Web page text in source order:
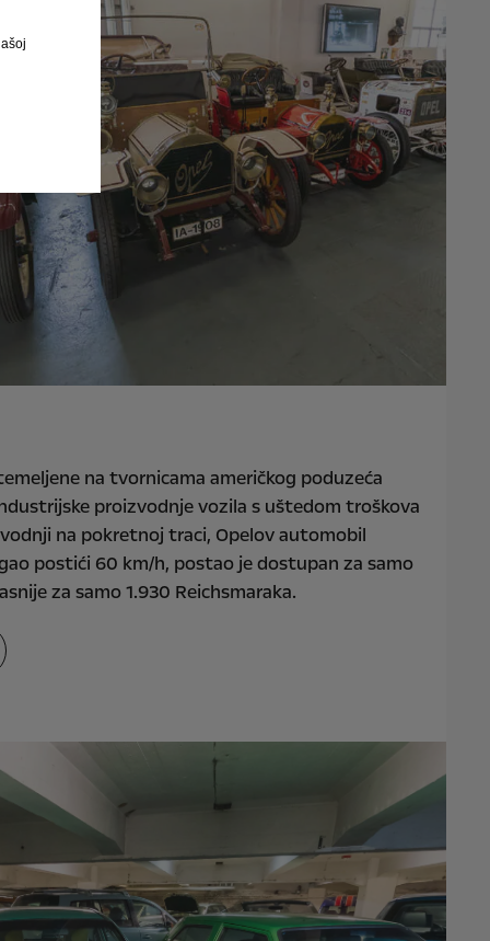
na tvornicama američkog poduzeća
proizvodnje vozila s uštedom troškova
na pokretnoj traci, Opelov automobil
postići 60 km/h, postao je dostupan za samo
za samo 1.930 Reichsmaraka.